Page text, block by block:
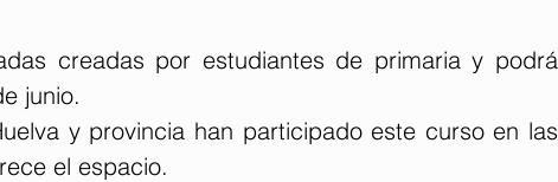
creadas por estudiantes de primaria y podrá
junio.
y provincia han participado este curso en las
el espacio.